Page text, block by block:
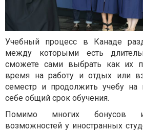
Учебный процесс в Канаде
между которыми есть
сможете сами выбрать как их
время на работу и отдых или
семестр и продолжить учебу на
себе общий срок обучения.
Помимо многих бонусов и
возможностей у иностранных